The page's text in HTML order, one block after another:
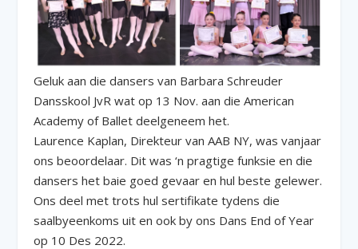
Geluk aan die dansers van Barbara Schreuder
Dansskool JvR wat op 13 Nov. aan die American
Academy of Ballet deelgeneem het.
Laurence Kaplan, Direkteur van AAB NY, was vanjaar
ons beoordelaar. Dit was ‘n pragtige funksie en die
dansers het baie goed gevaar en hul beste gelewer.
Ons deel met trots hul sertifikate tydens die
saalbyeenkoms uit en ook by ons Dans End of Year
op 10 Des 2022.